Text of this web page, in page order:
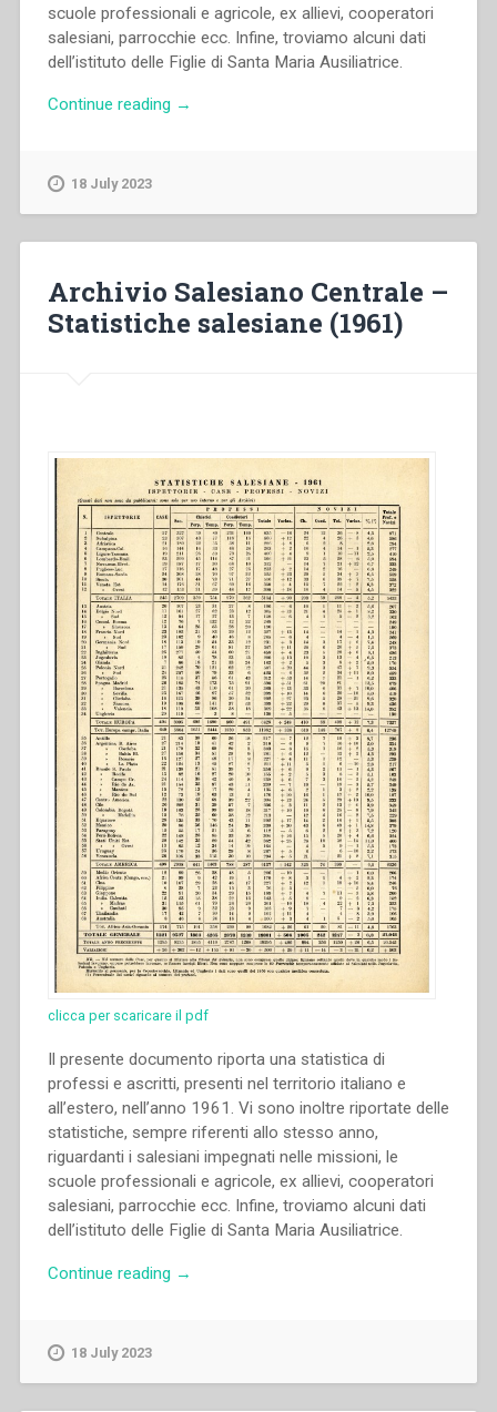
scuole professionali e agricole, ex allievi, cooperatori
salesiani, parrocchie ecc. Infine, troviamo alcuni dati
dell’istituto delle Figlie di Santa Maria Ausiliatrice.
Continue reading “Archivio
→
18 July 2023
Archivio Salesiano Centrale –
Statistiche salesiane (1961)
clicca per scaricare il pdf
Il presente documento riporta una statistica di
professi e ascritti, presenti nel territorio italiano e
all’estero, nell’anno 1961. Vi sono inoltre riportate delle
statistiche, sempre riferenti allo stesso anno,
riguardanti i salesiani impegnati nelle missioni, le
scuole professionali e agricole, ex allievi, cooperatori
salesiani, parrocchie ecc. Infine, troviamo alcuni dati
dell’istituto delle Figlie di Santa Maria Ausiliatrice.
Continue reading “Archivio
→
18 July 2023